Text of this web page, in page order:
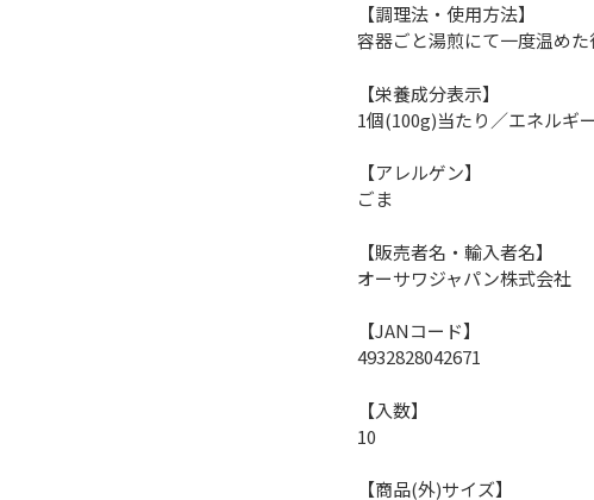
【調理法・使用方法】
容器ごと湯煎にて一度温め
【栄養成分表示】
1個(100g)当たり／エネルギ
【アレルゲン】
ごま
【販売者名・輸入者名】
オーサワジャパン株式会社
【JANコード】
4932828042671
【入数】
10
【商品(外)サイズ】